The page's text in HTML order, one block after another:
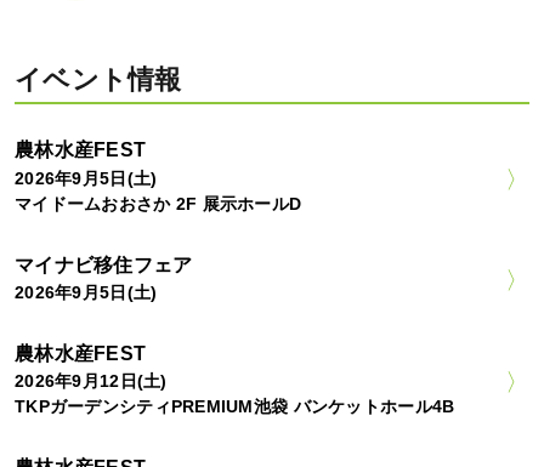
イベント情報
農林水産FEST
2026年9月5日(土)
マイドームおおさか 2F 展示ホールD
マイナビ移住フェア
2026年9月5日(土)
農林水産FEST
2026年9月12日(土)
TKPガーデンシティPREMIUM池袋 バンケットホール4B